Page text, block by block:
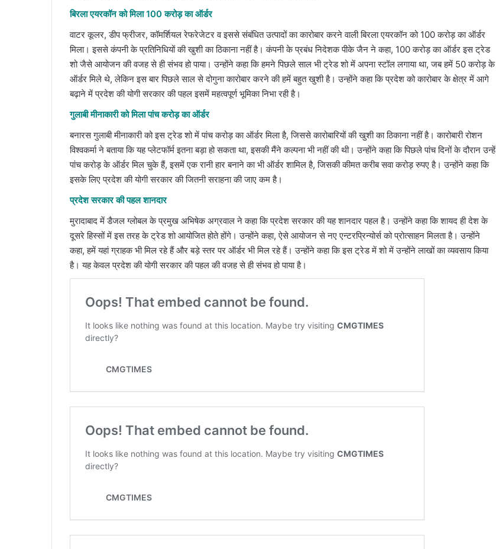
बिरला एयरकॉन को मिला 100 करोड़ का ऑर्डर
वाटर कूलर, डीप फ्रीजर, कॉमर्शियल रेफरेजेटर व इससे संबंधित उत्‍पादों का कारोबार करने वाली बिरला एयरकॉन को 100 करोड़ का ऑर्डर
मिला। इससे कंपनी के प्रतिनिधियों की खुशी का ठिकाना नहीं है। कंपनी के प्रबंध निदेशक पीके जैन ने कहा, 100 करोड़ का ऑर्डर इस ट्रेड
शो जैसे आयोजन की वजह से ही संभव हो पाया। उन्‍होंने कहा कि हमने पिछले साल भी ट्रेड शो में अपना स्‍टॉल लगाया था, जब हमें 50 करोड़ के
ऑर्डर मिले थे, लेकिन इस बार पिछले साल से दोगुना कारोबार करने की हमें बहुत खुशी है। उन्‍होंने कहा कि प्रदेश को कारोबार के क्षेत्र में आगे
बढ़ाने में प्रदेश की योगी सरकार की पहल इसमें महत्‍वपूर्ण भूमिका निभा रही है।
गुलाबी मीनाकारी को मिला पांच करोड़ का ऑर्डर
बनारस गुलाबी मीनाकारी को इस ट्रेड शो में पांच करोड़ का ऑर्डर मिला है, जिससे कारोबारियों की खुशी का ठिकाना नहीं है। कारोबारी रोशन
विश्‍वकर्मा ने बताया कि यह प्‍लेटफॉर्म इतना बड़ा हो सकता था, इसकी मैंने कल्‍पना भी नहीं की थी। उन्‍होंने कहा कि पिछले पांच दिनों के दौरान उन्‍हें
पांच करोड़ के ऑर्डर मिल चुके हैं, इसमें एक रानी हार बनाने का भी ऑर्डर शामिल है, जिसकी कीमत करीब सवा करोड़ रुपए है। उन्होंने कहा कि
इसके लिए प्रदेश की योगी सरकार की जितनी सराहना की जाए कम है।
प्रदेश सरकार की पहल शानदार
मुरादाबाद में डैजल ग्‍लोबल के प्रमुख अभिषेक अग्रवाल ने कहा कि प्रदेश सरकार की यह शानदार पहल है। उन्‍होंने कहा कि शायद ही देश के
दूसरे हिस्‍सों में इस तरह के ट्रेड शो आयोजित होते होंगे। उन्‍होंने कहा, ऐसे आयोजन से नए एन्‍टरप्रिन्‍योर्स को प्रोत्‍साहन मिलता है। उन्‍होंने
कहा, हमें यहां ग्राहक भी मिल रहे हैं और बड़े स्‍तर पर ऑर्डर भी मिल रहे हैं। उन्‍होंने कहा कि इस ट्रेड में शो में उन्‍होंने लाखों का व्‍यवसाय किया
है। यह केवल प्रदेश की योगी सरकार की पहल की वजह से ही संभव हो पाया है।